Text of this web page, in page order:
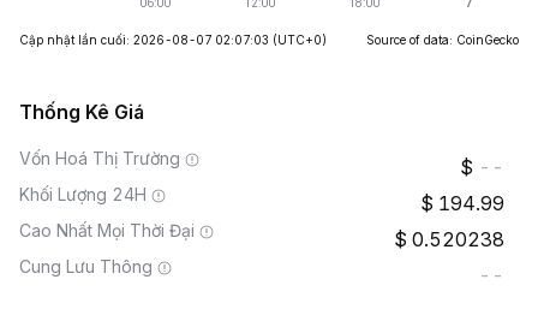
Cập nhật lần cuối: 2026-08-07 02:07:03 (UTC+0) Source of data: CoinGecko
Thống Kê Giá
Vốn Hoá Thị Trường --
Khối Lượng 24H 194.99
Cao Nhất Mọi Thời Đại 0.520238
Cung Lưu Thông --